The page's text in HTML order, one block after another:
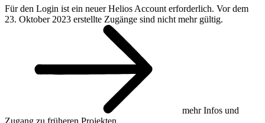
Für den Login ist ein neuer Helios Account erforderlich. Vor dem
23. Oktober 2023 erstellte Zugänge sind nicht mehr gültig.
mehr Infos und
Zugang zu früheren Projekten